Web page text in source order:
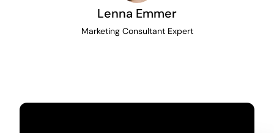
Lenna Emmer
Marketing Consultant Expert